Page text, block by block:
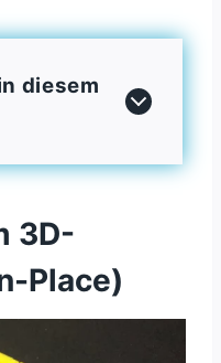
diesem
3D-
Place)